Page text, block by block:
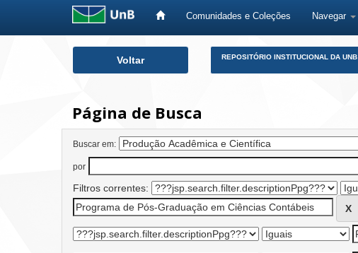
Comunidades e Coleções Navegar
Voltar REPOSITÓRIO INSTITUCIONAL DA UNB
Página de Busca
Buscar em:
por
Filtros correntes: